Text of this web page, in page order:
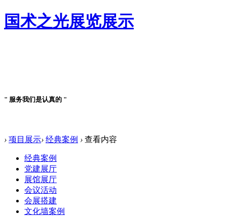
国术之光展览展示
" 服务我们是认真的 "
› 项目展示› 经典案例 › 查看内容
经典案例
党建展厅
展馆展厅
会议活动
会展搭建
文化墙案例